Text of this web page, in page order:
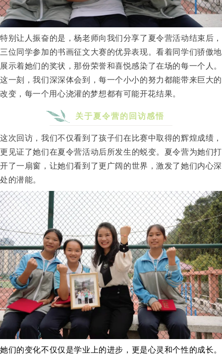
特别让人振奋的是，杨老师向我们分享了夏令营活动结束后，
三位同学参加的书画征文大赛的优异表现。看着同学们骄傲地
展示着她们的奖状，那份荣誉和喜悦感染了在场的每一个人。
这一刻，我们深深体会到，每一个小小的努力都能带来巨大的
改变，每一个用心浇灌的梦想都有可能开花结果。
关于夏令营的回访感悟
这次回访，我们不仅看到了孩子们在比赛中取得的辉煌成绩，
更见证了她们在夏令营活动后所发生的蜕变。夏令营为她们打
开了一扇窗，让她们看到了更广阔的世界，激发了她们内心深
处的潜能。
她们的变化不仅仅是学业上的进步，更是心灵和个性的成长。